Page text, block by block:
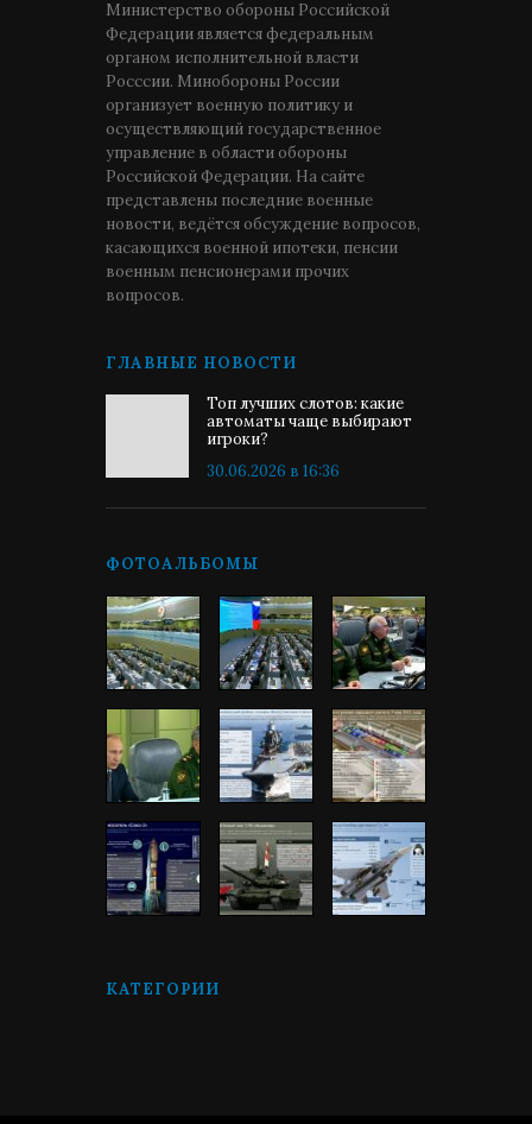
Министерство обороны Российской
Федерации является федеральным
органом исполнительной власти
Росссии. Минобороны России
организует военную политику и
осуществляющий государственное
управление в области обороны
Российской Федерации. На сайте
представлены последние военные
новости, ведётся обсуждение вопросов,
касающихся военной ипотеки, пенсии
военным пенсионерами прочих
вопросов.
ГЛАВНЫЕ НОВОСТИ
Топ лучших слотов: какие
автоматы чаще выбирают
игроки?
30.06.2026 в 16:36
ФОТОАЛЬБОМЫ
КАТЕГОРИИ